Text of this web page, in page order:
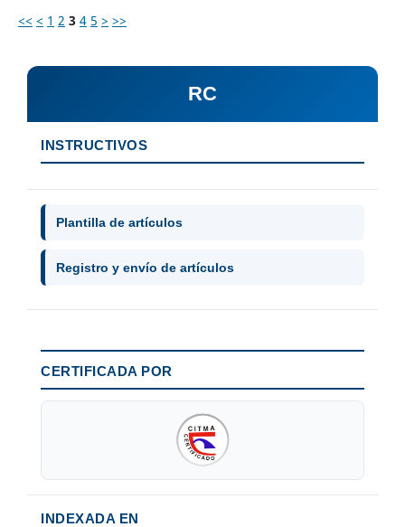
<< < 1 2 3 4 5 > >>
RC
INSTRUCTIVOS
Plantilla de artículos
Registro y envío de artículos
CERTIFICADA POR
INDEXADA EN